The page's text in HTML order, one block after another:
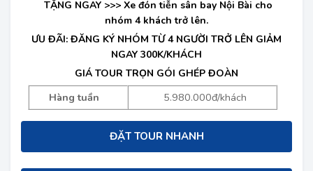
TẶNG NGAY >>> Xe đón tiễn sân bay Nội Bài cho
nhóm 4 khách trở lên.
ƯU ĐÃI: ĐĂNG KÝ NHÓM TỪ 4 NGƯỜI TRỞ LÊN GIẢM
NGAY 300K/KHÁCH
GIÁ TOUR TRỌN GÓI GHÉP ĐOÀN
Hàng tuần 5.980.000đ/khách
ĐẶT TOUR NHANH